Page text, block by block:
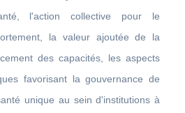
l'action collective pour le
la valeur ajoutée de la
des capacités, les aspects
favorisant la gouvernance de
unique au sein d'institutions à